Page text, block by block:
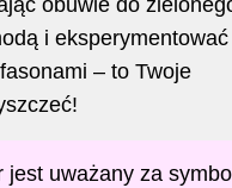
obuwie do
i
– to Twoje
jest uważany za